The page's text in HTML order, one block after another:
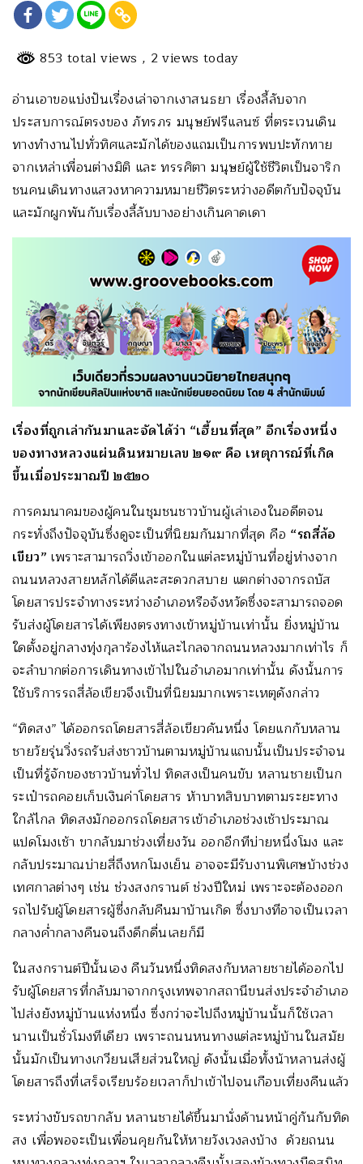
853 total views , 2 views today
อ่านเอาขอแบ่งปันเรื่องเล่าจากเงาสนธยา เรื่องลี้ลับจาก
ประสบการณ์ตรงของ ภัทรภร มนุษย์ฟรีแลนซ์ ที่ตระเวนเดิน
ทางทำงานไปทั่วทิศและมักได้ของแถมเป็นการพบปะทักทาย
จากเหล่าเพื่อนต่างมิติ และ ทรรศิตา มนุษย์ผู้ใช้ชีวิตเป็นจาริก
ชนคนเดินทางแสวงหาความหมายชีวิตระหว่างอดีตกับปัจจุบัน
และมักผูกพันกับเรื่องลี้ลับบางอย่างเกินคาดเดา
เรื่องที่ถูกเล่ากันมาและจัดได้ว่า “เฮี้ยนที่สุด” อีกเรื่องหนึ่ง
ของทางหลวงแผ่นดินหมายเลข ๒๑๙ คือ เหตุการณ์ที่เกิด
ขึ้นเมื่อประมาณปี ๒๕๒๐
การคมนาคมของผู้คนในชุมชนชาวบ้านผู้เล่าเองในอดีตจน
กระทั่งถึงปัจจุบันซึ่งดูจะเป็นที่นิยมกันมากที่สุด คือ “รถสี่ล้อ
เขียว” เพราะสามารถวิ่งเข้าออกในแต่ละหมู่บ้านที่อยู่ห่างจาก
ถนนหลวงสายหลักได้ดีและสะดวกสบาย แตกต่างจากรถบัส
โดยสารประจำทางระหว่างอำเภอหรือจังหวัดซึ่งจะสามารถจอด
รับส่งผู้โดยสารได้เพียงตรงทางเข้าหมู่บ้านเท่านั้น ยิ่งหมู่บ้าน
ใดตั้งอยู่กลางทุ่งกุลาร้องไห้และไกลจากถนนหลวงมากเท่าไร ก็
จะลำบากต่อการเดินทางเข้าไปในอำเภอมากเท่านั้น ดังนั้นการ
ใช้บริการรถสี่ล้อเขียวจึงเป็นที่นิยมมากเพราะเหตุดังกล่าว
“ทิดสง” ได้ออกรถโดยสารสี่ล้อเขียวคันหนึ่ง โดยแกกับหลาน
ชายวัยรุ่นวิ่งรถรับส่งชาวบ้านตามหมู่บ้านแถบนั้นเป็นประจำจน
เป็นที่รู้จักของชาวบ้านทั่วไป ทิดสงเป็นคนขับ หลานชายเป็นก
ระเป๋ารถคอยเก็บเงินค่าโดยสาร ห้าบาทสิบบาทตามระยะทาง
ใกล้ไกล ทิดสงมักออกรถโดยสารเข้าอำเภอช่วงเช้าประมาณ
แปดโมงเช้า ขากลับมาช่วงเที่ยงวัน ออกอีกทีบ่ายหนึ่งโมง และ
กลับประมาณบ่ายสี่ถึงหกโมงเย็น อาจจะมีรับงานพิเศษบ้างช่วง
เทศกาลต่างๆ เช่น ช่วงสงกรานต์ ช่วงปีใหม่ เพราะจะต้องออก
รถไปรับผู้โดยสารผู้ซี่งกลับคืนมาบ้านเกิด ซึ่งบางทีอาจเป็นเวลา
กลางค่ำกลางคืนจนถึงดึกดื่นเลยก็มี
ในสงกรานต์ปีนั้นเอง คืนวันหนึ่งทิดสงกับหลายชายได้ออกไป
รับผู้โดยสารที่กลับมาจากกรุงเทพจากสถานีขนส่งประจำอำเภอ
ไปส่งยังหมู่บ้านแห่งหนึ่ง ซึ่งกว่าจะไปถึงหมู่บ้านนั้นก็ใช้เวลา
นานเป็นชั่วโมงทีเดียว เพราะถนนหนทางแต่ละหมู่บ้านในสมัย
นั้นมักเป็นทางเกวียนเสียส่วนใหญ่ ดังนั้นเมื่อทั้งน้าหลานส่งผู้
โดยสารถึงที่เสร็จเรียบร้อยเวลาก็ปาเข้าไปจนเกือบเที่ยงคืนแล้ว
ระหว่างขับรถขากลับ หลานชายได้ขึ้นมานั่งด้านหน้าคู่กันกับทิด
สง เพื่อพอจะเป็นเพื่อนคุยกันให้หายวังเวงลงบ้าง ด้วยถนน